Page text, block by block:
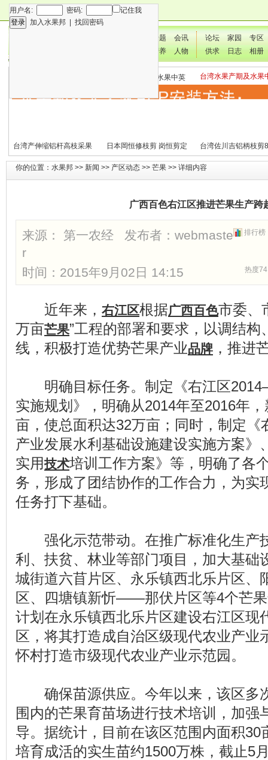
用户名: 密码:
记住我
加入水果邦
找回密码
专题
会讯
营养 人物
论坛 家园
专区
供求
日志 相册
国外水果产期及水果中英
台湾水果产期及水果
文表
台湾产伸缩铝杆高枝采果
剪2270#
日本岡恒修枝剪 岗恒剪定
铗200
台湾佐川吉铝柄枝剪
（欧洲款式）
你的位置： 水果邦 >> 新闻 >> 产区动态 >> 芒果 >> 详细内容
广西百色右江区推进芒果生产跨
排行榜
来源： 第一农经 发布者： webmaste
r
热度
时间：2015年9月02日 14:15
近年来， 右江区根据广西百色市委、
万亩芒果”工程的部署和要求，以调结构
线，积极打造优势芒果产业品牌 ，推进
明确目标任务。制定《右江区
实施规划》，明确从2014年至2016年
亩，使总面积达32万亩；同时，制定《
产业发展水利基础设施建设实施方案》
实用技术培训工作方案》等，明确了各
务，形成了团结协作的工作合力，为实
任务打下基础。
强化示范带动。在推广标准化生产
利、扶贫、林业等部门项目，加大基础
城街道六苜片区、永乐镇西北乐片区
区、四塘镇新忻——那伏片区等4个芒
计划在永乐镇西北乐片区建设右江区现
区，将其打造成自治区级现代农业产业
怀村打造市级现代农业产业示范园。
确保苗源供应。今年以来，该区多
围内的芒果育苗场进行技术培训，加强
导。据统计，目前在该区范围内面积30
培育成活的实生苗约1500万株，截止5